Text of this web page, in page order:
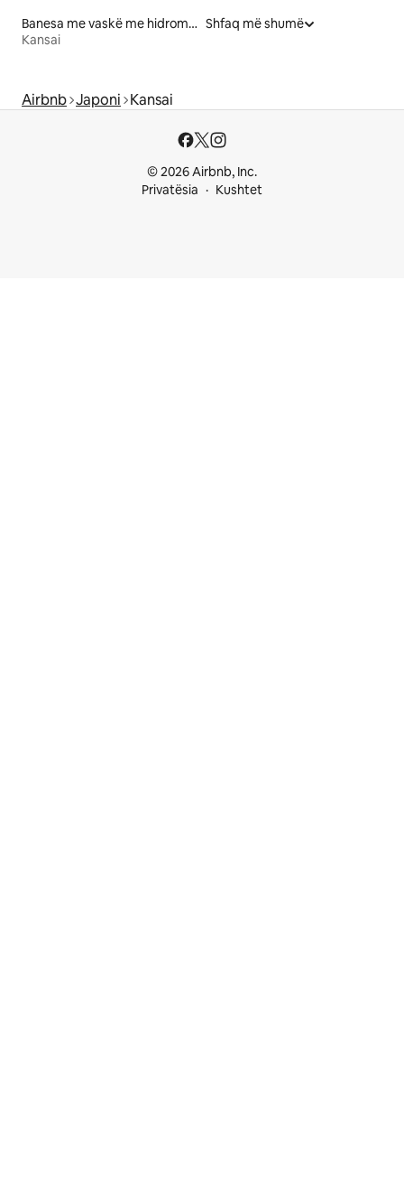
Banesa me vaskë me hidromasazh me qira
Kansai
Shfaq më shumë
Airbnb Japoni Kansai
© 2026 Airbnb, Inc.
Privatësia
Kushtet